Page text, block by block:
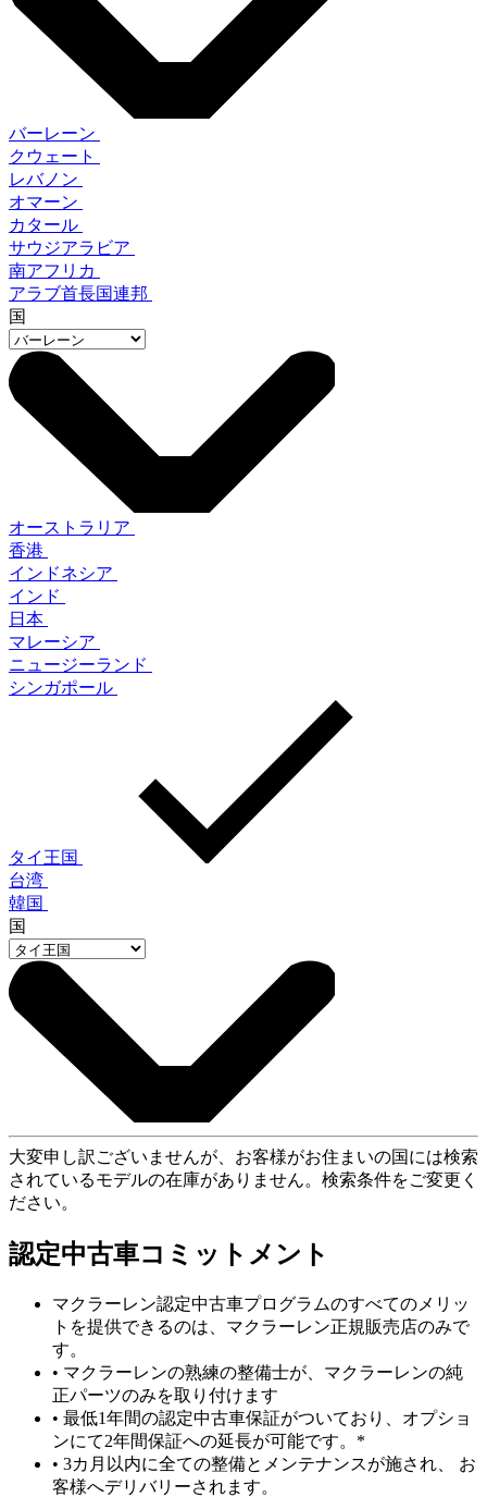
バーレーン
クウェート
レバノン
オマーン
カタール
サウジアラビア
南アフリカ
アラブ首長国連邦
国
オーストラリア
香港
インドネシア
インド
日本
マレーシア
ニュージーランド
シンガポール
タイ王国
台湾
韓国
国
大変申し訳ございませんが、お客様がお住まいの国には検索
されているモデルの在庫がありません。検索条件をご変更く
ださい。
認定中古車コミットメント
マクラーレン認定中古車プログラムのすべてのメリッ
トを提供できるのは、マクラーレン正規販売店のみで
す。
• マクラーレンの熟練の整備士が、マクラーレンの純
正パーツのみを取り付けます
• 最低1年間の認定中古車保証がついており、オプショ
ンにて2年間保証への延長が可能です。*
• 3カ月以内に全ての整備とメンテナンスが施され、 お
客様へデリバリーされます。